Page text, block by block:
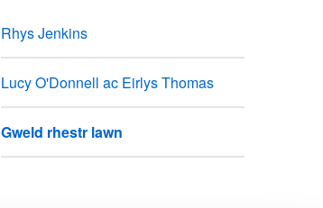
Rhys Jenkins
Lucy O'Donnell ac Eirlys Thomas
Gweld rhestr lawn